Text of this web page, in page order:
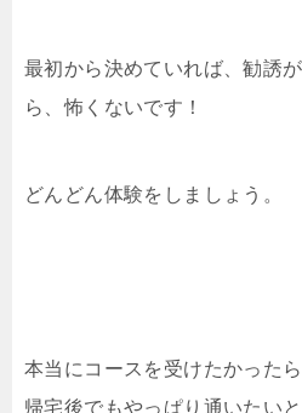
最初から決めていれば、勧誘
ら、怖くないです！
どんどん体験をしましょう。
本当にコースを受けたかった
帰宅後でもやっぱり通いたい